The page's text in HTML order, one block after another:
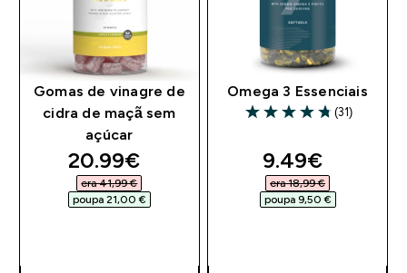
Gomas de vinagre de
cidra de maçã sem
açúcar
discounted price
20.99€‎
era 41,99 €‎
poupa 21,00 €‎
Omega 3 Essenciais
4.77 out of 5 stars
(31)
discounted
9.49€‎
era 18,99 €‎
poupa 9,50 €‎